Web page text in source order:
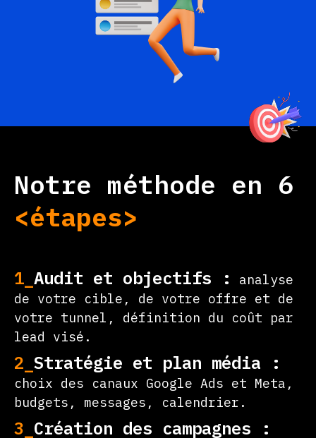
Notre méthode en 6
<étapes>
1_ Audit et objectifs :
analyse
de votre cible, de votre offre et de
votre tunnel, définition du coût par
lead visé.
2_ Stratégie et plan média :
choix des canaux Google Ads et Meta,
budgets, messages, calendrier.
3_ Création des campagnes :